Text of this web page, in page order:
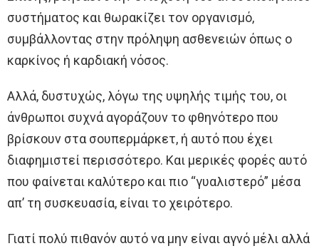
συστήματος και θωρακίζει τον οργανισμό,
συμβάλλοντας στην πρόληψη ασθενειών όπως ο
καρκίνος ή καρδιακή νόσος.
Αλλά, δυστυχώς, λόγω της υψηλής τιμής του, οι
άνθρωποι συχνά αγοράζουν το φθηνότερο που
βρίσκουν στα σουπερμάρκετ, ή αυτό που έχει
διαφημιστεί περισσότερο. Και μερικές φορές αυτό
που φαίνεται καλύτερο και πιο “γυαλιστερό” μέσα
απ’ τη συσκευασία, είναι το χειρότερο.
Γιατί πολύ πιθανόν αυτό να μην είναι αγνό μέλι αλλά